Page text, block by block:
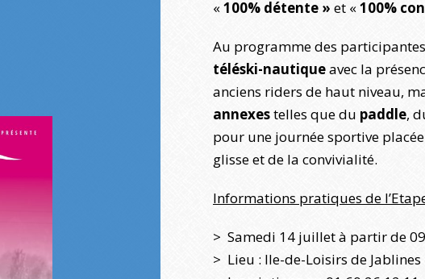
«100% détente » et «100%
Au programme des
téléski-nautiqueavec la
anciens riders de haut niveau,
annexestelles que du paddle,
pour une journée sportive
glisse et de la convivialité.
Informations pratiques de
> Samedi 14 juillet à partir de
> Lieu : Ile-de-Loisirs de Jablines